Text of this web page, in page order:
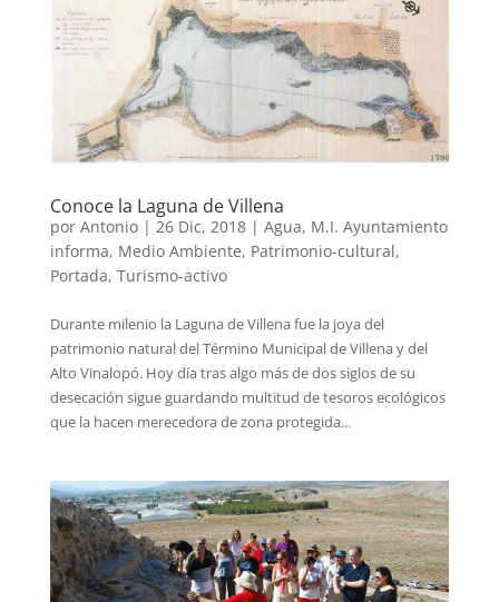
Conoce la Laguna de Villena
por Antonio| 26 Dic, 2018| Agua, M.I. Ayuntamiento
informa, Medio Ambiente, Patrimonio-cultural,
Portada, Turismo-activo
Durante milenio la Laguna de Villena fue la joya del
patrimonio natural del Término Municipal de Villena y del
Alto Vinalopó. Hoy día tras algo más de dos siglos de su
desecación sigue guardando multitud de tesoros ecológicos
que la hacen merecedora de zona protegida...